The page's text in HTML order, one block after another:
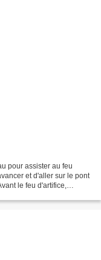
pour assister au feu
et d'aller sur le pont
le feu d'artifice,